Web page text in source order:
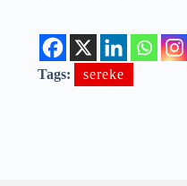
Tags: sereke